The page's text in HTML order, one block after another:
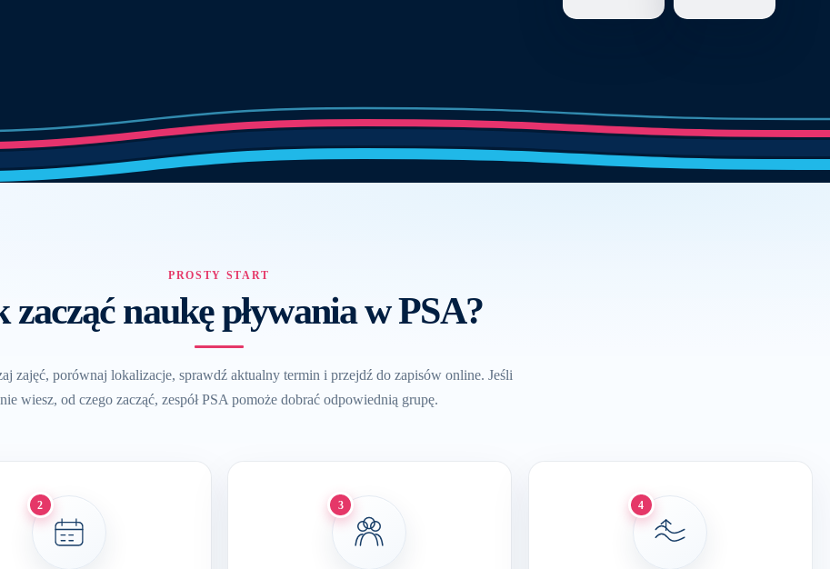
PROSTY START
zacząć naukę pływania w PSA?
zajęć, porównaj lokalizacje, sprawdź aktualny termin i przejdź do zapisów online. Jeśli
nie wiesz, od czego zacząć, zespół PSA pomoże dobrać odpowiednią grupę.
2 3 4